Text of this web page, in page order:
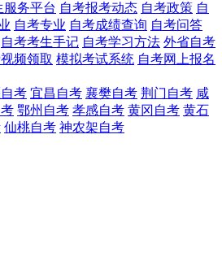
服务平台 自考报考动态 自考政策 自
自考专业 自考成绩查询 自考问答
自考考生手记 自考学习方法 外省自考
频领取 模拟考试系统 自考网上报名
考 宜昌自考 襄樊自考 荆门自考 咸
鄂州自考 孝感自考 黄冈自考 黄石
仙桃自考 神农架自考